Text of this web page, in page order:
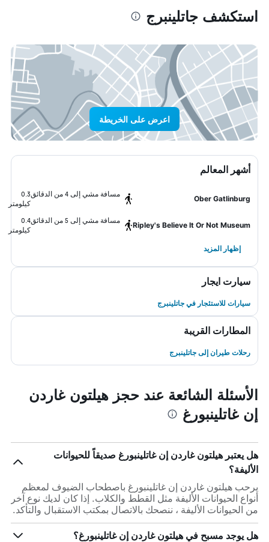
استكشف جاتلينبرج
اعرض على الخريطة
أشهر المعالم
Ober Gatlinburg
مسافة مشي إلى 4 من الدقائق
0.3
كيلومتر
Ripley's Believe It Or Not Museum
مسافة مشي إلى 5 من الدقائق
0.4
كيلومتر
إظهار المزيد
سيارت ايجار
سيارات للاستئجار في جاتلينبرج
المطارات القريبة
رحلات طيران إلى جاتلينبرج
الأسئلة الشائعة عند حجز هيلتون غاردن
إن غاتلينبورغ
هل يعتبر هيلتون غاردن إن غاتلينبورغ صديقاً للحيوانات
الأليفة؟
يرحب هيلتون غاردن إن غاتلينبورغ باصطحاب الضيوف لمعظم
أنواع الحيوانات الأليفة مثل القطط والكلاب. إذا كان لديك نوع آخر
من الحيوانات الأليفة ، ننصحك بالاتصال بمكتب الاستقبال والتأكد.
هل يوجد مسبح في هيلتون غاردن إن غاتلينبورغ؟